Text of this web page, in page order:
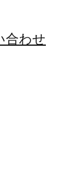
合わせ